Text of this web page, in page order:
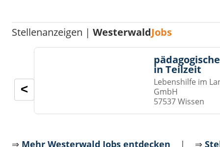
Stellenanzeigen |WesterwaldJobs
in Teilzeit
Lebenshilfe im
GmbH
57537 Wissen
<
⇒ Mehr Westerwald Jobs entdecken | ⇒